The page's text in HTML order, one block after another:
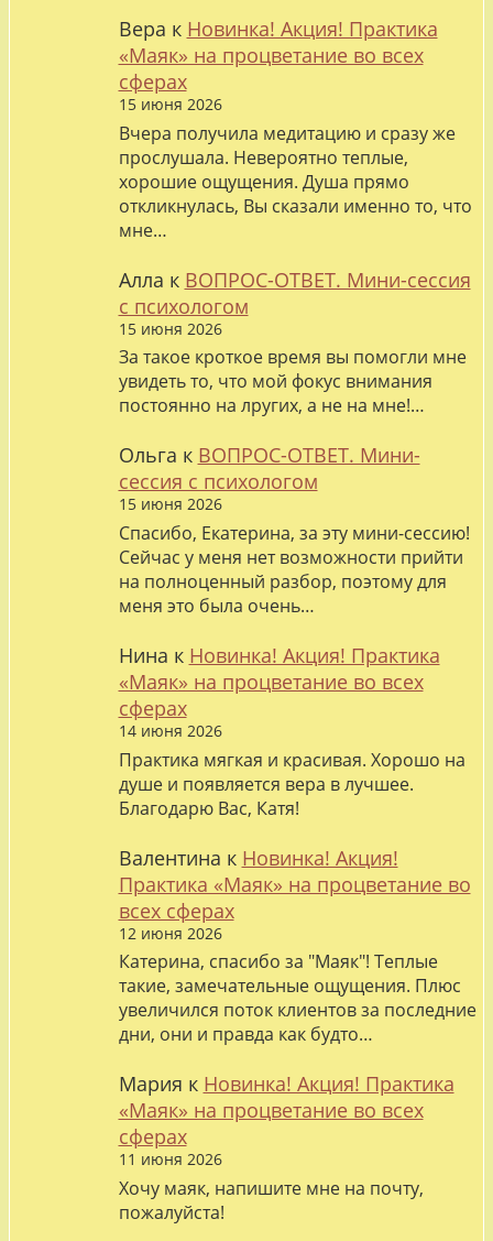
Вера к Новинка! Акция! Практика
«Маяк» на процветание во всех
сферах
15 июня 2026
Вчера получила медитацию и сразу же
прослушала. Невероятно теплые,
хорошие ощущения. Душа прямо
откликнулась, Вы сказали именно то, что
мне…
Алла к ВОПРОС-ОТВЕТ. Мини-сессия
с психологом
15 июня 2026
За такое кроткое время вы помогли мне
увидеть то, что мой фокус внимания
постоянно на лругих, а не на мне!…
Ольга к ВОПРОС-ОТВЕТ. Мини-
сессия с психологом
15 июня 2026
Спасибо, Екатерина, за эту мини-сессию!
Сейчас у меня нет возможности прийти
на полноценный разбор, поэтому для
меня это была очень…
Нина к Новинка! Акция! Практика
«Маяк» на процветание во всех
сферах
14 июня 2026
Практика мягкая и красивая. Хорошо на
душе и появляется вера в лучшее.
Благодарю Вас, Катя!
Валентина к Новинка! Акция!
Практика «Маяк» на процветание во
всех сферах
12 июня 2026
Катерина, спасибо за "Маяк"! Теплые
такие, замечательные ощущения. Плюс
увеличился поток клиентов за последние
дни, они и правда как будто…
Мария к Новинка! Акция! Практика
«Маяк» на процветание во всех
сферах
11 июня 2026
Хочу маяк, напишите мне на почту,
пожалуйста!